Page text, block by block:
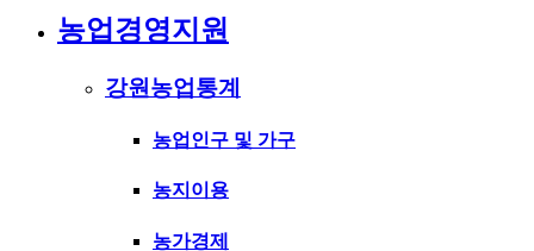
농업경영지원
강원농업통계
농업인구 및 가구
농지이용
농가경제